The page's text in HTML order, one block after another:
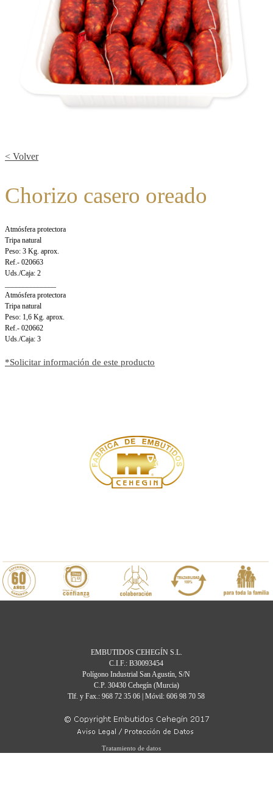
< Volver
Chorizo casero oreado
Atmósfera protectora
Tripa natural
Peso: 3 Kg. aprox.
Ref.- 020663
Uds./Caja: 2
Atmósfera protectora
Tripa natural
Peso: 1,6 Kg. aprox.
Ref.- 020662
Uds./Caja: 3
*Solicitar información de este producto
Tratamiento de datos
EMBUTIDOS CEHEGÍN S.L.
C.I.F.: B30093454
Polígono Industrial San Agustín, S/N
C.P. 30430 Cehegín (Murcia)
Tlf. y Fax.: 968 72 35 06 | Móvil: 606 98 70 58